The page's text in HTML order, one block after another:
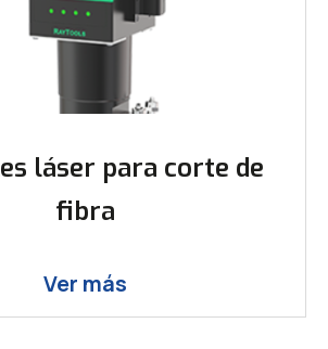
láser para corte de
fibra
Ver más